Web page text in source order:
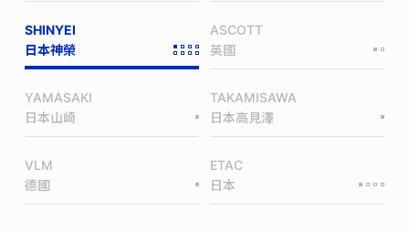
SHINYEI
日本神榮
ASCOTT
英國
YAMASAKI
日本山崎
TAKAMISAWA
日本高見澤
VLM
德國
ETAC
日本